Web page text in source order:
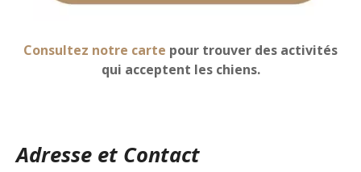
Consultez notre carte pour trouver des activités
qui acceptent les chiens.
Adresse et Contact